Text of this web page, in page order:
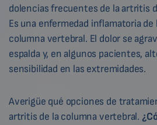
dolencias frecuentes de la artritis
Es una enfermedad inflamatoria
columna vertebral. El dolor se
espalda y, en algunos pacientes,
sensibilidad en las extremidades.
Averigüe qué opciones de
artritis de la columna vertebral.